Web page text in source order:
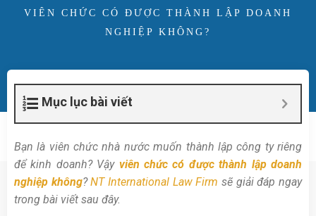
VIÊN CHỨC CÓ ĐƯỢC THÀNH LẬP DOANH
NGHIỆP KHÔNG?
Mục lục bài viết
Bạn là viên chức nhà nước muốn thành lập công ty riêng
để kinh doanh? Vậy viên chức có được thành lập doanh
nghiệp không?NT International Law Firm sẽ giải đáp ngay
trong bài viết sau đây.